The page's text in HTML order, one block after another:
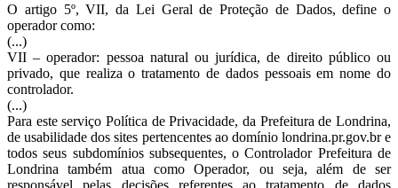
O artigo 5º, VII, da Lei Geral de Proteção de Dados, define o
operador como:
(...)
VII – operador: pessoa natural ou jurídica, de direito público ou
privado, que realiza o tratamento de dados pessoais em nome do
controlador.
(...)
Para este serviço Política de Privacidade, da Prefeitura de Londrina,
de usabilidade dos sites pertencentes ao domínio londrina.pr.gov.br e
todos seus subdomínios subsequentes, o Controlador Prefeitura de
Londrina também atua como Operador, ou seja, além de ser
responsável pelas decisões referentes ao tratamento de dados